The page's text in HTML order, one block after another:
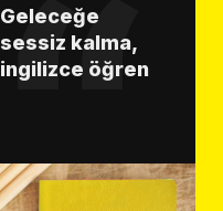
Geleceğe
sessiz kalma,
ingilizce öğren